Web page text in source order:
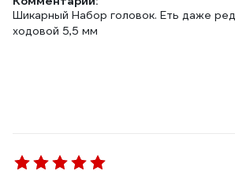
Шикарный Набор головок. Еть даже
ходовой 5,5 мм